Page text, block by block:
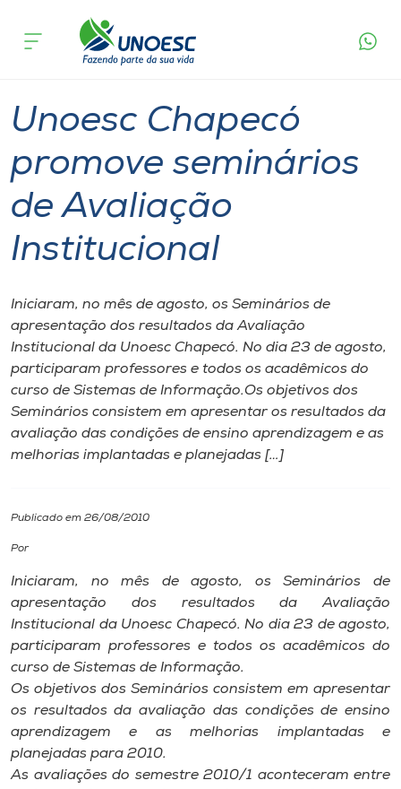
Cursos
Atendimento ao Estudante
Portal de Ensino
A
Unoesc
Internacionalização
I.nova
Cultura
CPA
Biblioteca
Editora
Rádio
acontece
Unoesc Chapecó
promove seminários
de Avaliação
Institucional
Iniciaram, no mês de agosto, os Seminários de
apresentação dos resultados da Avaliação
Institucional da Unoesc Chapecó. No dia 23 de agosto,
participaram professores e todos os acadêmicos do
curso de Sistemas de Informação.Os objetivos dos
Seminários consistem em apresentar os resultados da
avaliação das condições de ensino aprendizagem e as
melhorias implantadas e planejadas […]
Publicado em 26/08/2010
Por
Iniciaram, no mês de agosto, os Seminários de
apresentação dos resultados da Avaliação
Institucional da Unoesc Chapecó. No dia 23 de agosto,
participaram professores e todos os acadêmicos do
curso de Sistemas de Informação.
Os objetivos dos Seminários consistem em apresentar
os resultados da avaliação das condições de ensino
aprendizagem e as melhorias implantadas e
planejadas para 2010.
As avaliações do semestre 2010/1 aconteceram entre